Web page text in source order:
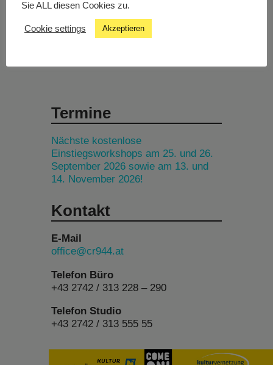
Studiochat
Termine
Nächste kostenlose
Einstiegsworkshops am 25. und 26.
September 2026 sowie am 13. und
14. November 2026!
Kontakt
E-Mail
office@cr944.at
Telefon Büro
+43 2742 / 313 228 – 290
Telefon Studio
+43 2742 / 313 555 55
Sie ALL diesen Cookies zu.
Cookie settings Akzeptieren